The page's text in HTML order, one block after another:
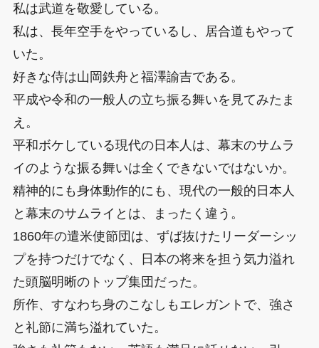
私は武道を敬愛している。
私は、長年空手をやっているし、居合道もやって
いた。
好きな侍は山岡鉄舟と福澤諭吉である。
平成や令和の一般人の立ち振る舞いを見てみたま
え。
平和ボケしている現代の日本人は、幕末のサムラ
イのような振る舞いは全くできないではないか。
精神的にも身体動作的にも、現代の一般的日本人
と幕末のサムライとは、まったく違う。
1860年の遣米使節団は、ずば抜けたリーダーシッ
プを持つだけでなく、日本の将来を担う気力溢れ
た頭脳明晰のトップ集団だった。
所作、すなわち身のこなしもエレガントで、強さ
と礼節に満ち溢れていた。